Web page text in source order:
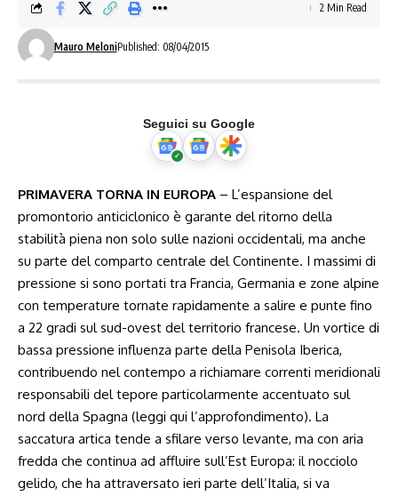
Mauro MeloniPublished: 08/04/2015
2 Min Read
Seguici su Google
PRIMAVERA TORNA IN EUROPA – L’espansione del
promontorio anticiclonico è garante del ritorno della
stabilità piena non solo sulle nazioni occidentali, ma anche
su parte del comparto centrale del Continente. I massimi di
pressione si sono portati tra Francia, Germania e zone alpine
con temperature tornate rapidamente a salire e punte fino
a 22 gradi sul sud-ovest del territorio francese. Un vortice di
bassa pressione influenza parte della Penisola Iberica,
contribuendo nel contempo a richiamare correnti meridionali
responsabili del tepore particolarmente accentuato sul
nord della Spagna (leggi qui l’approfondimento). La
saccatura artica tende a sfilare verso levante, ma con aria
fredda che continua ad affluire sull’Est Europa: il nocciolo
gelido, che ha attraversato ieri parte dell’Italia, si va